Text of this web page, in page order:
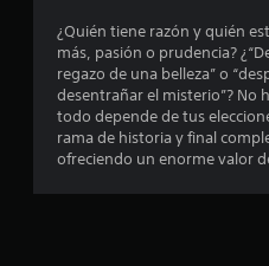
¿Quién tiene razón y quién
más, pasión o prudencia?
regazo de una belleza” o
desentrañar el misterio”? No
todo depende de tus
rama de historia y final
ofreciendo un enorme valor